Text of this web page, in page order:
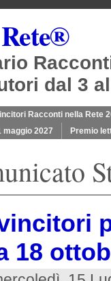
dal 3
Racconti nella Rete
maggio 2027
Premio
18